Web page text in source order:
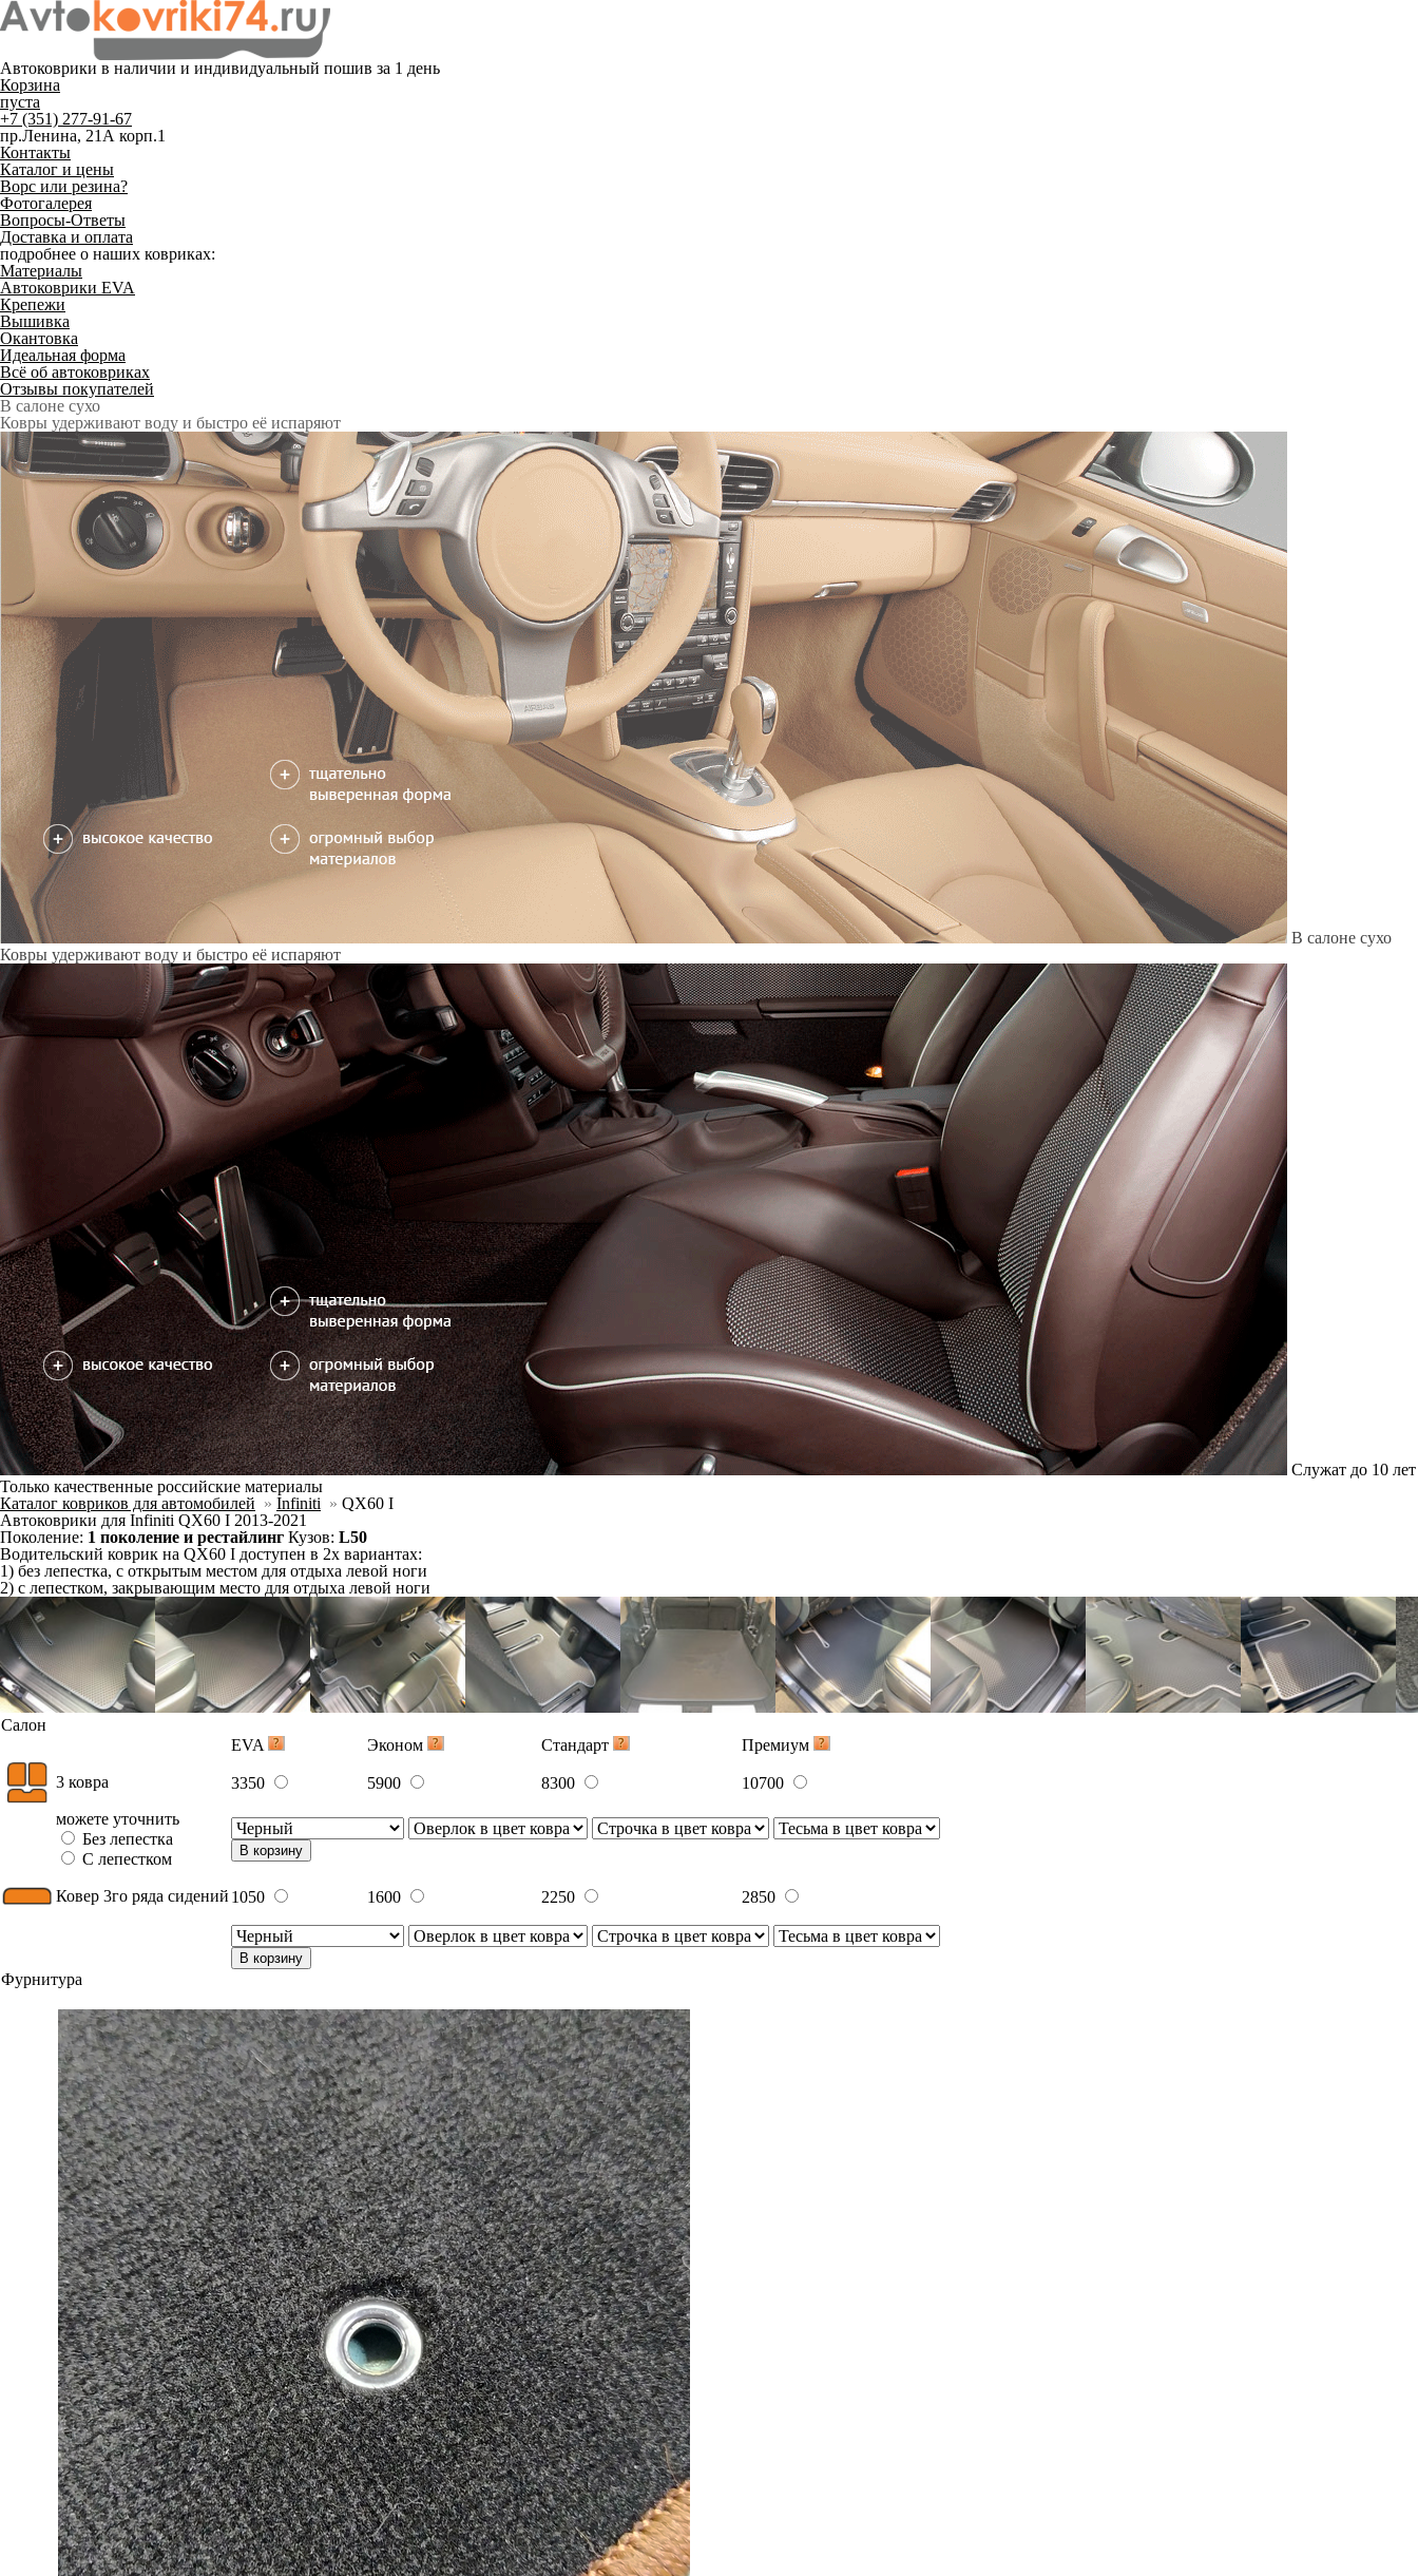
Автоковрики в наличии и индивидуальный пошив за 1 день
Корзина
пуста
+7 (351) 277-91-67
пр.Ленина, 21А корп.1
Контакты
Каталог и цены
Ворс или резина?
Фотогалерея
Вопросы-Ответы
Доставка и оплата
подробнее о наших ковриках:
Материалы
Автоковрики EVA
Крепежи
Вышивка
Окантовка
Идеальная форма
Всё об автоковриках
Отзывы покупателей
Служат до 10 лет
Только качественные российские материалы
Служат до 10 лет
Только качественные российские материалы
Каталог ковриков для автомобилей
» Infiniti »
QX60 I
Автоковрики для Infiniti QX60 I 2013-2021
Поколение:
1 поколение и рестайлинг Кузов: L50
Водительский коврик на QX60 I доступен в 2х вариантах:
1) без лепестка, с открытым местом для отдыха левой ноги
2) с лепестком, закрывающим место для отдыха левой ноги
EVA
Эконом Стандарт Премиум
3 ковра 3350 5900 8300
10700
можете уточнить
Без лепестка
С лепестком
В корзину
Ковер 3го ряда сидений1050 1600 2250 2850
В корзину
Фурнитура